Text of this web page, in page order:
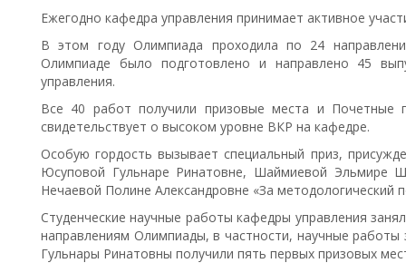
Ежегодно кафедра управления принимает активное
В этом году Олимпиада проходила по 24
Олимпиаде было подготовлено и направлено 45
управления.
Все 40 работ получили призовые места и Почетные
свидетельствует о высоком уровне ВКР на кафедре.
Особую гордость вызывает специальный приз,
Юсуповой Гульнаре Ринатовне, Шаймиевой Эльмире
Нечаевой Полине Александровне «За методологический
Студенческие научные работы кафедры управления
направлениям Олимпиады, в частности, научные
Гульнары Ринатовны получили пять первых призовых